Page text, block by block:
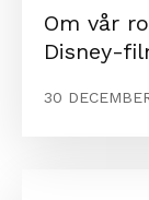
Om vår
Disney-
30